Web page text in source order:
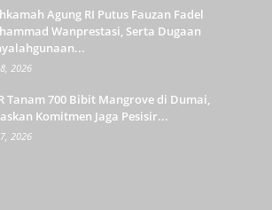
Agung RI Putus Fauzan Fadel
Wanprestasi, Serta Dugaan
2026
Tanam 700 Bibit Mangrove di Dumai,
Komitmen Jaga Pesisir...
2026